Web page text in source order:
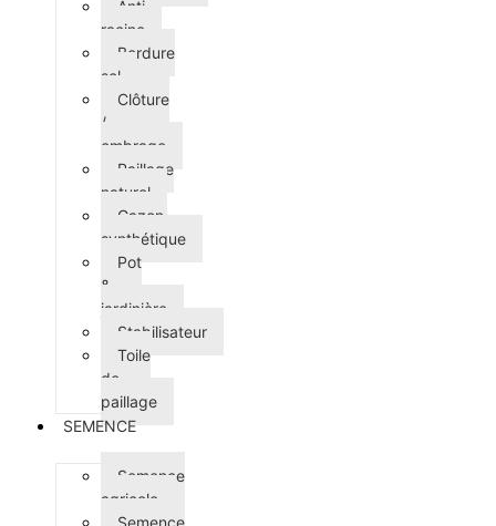
Anti-
racine
Bordure
sol
Clôture
/
ombrage
Paillage
naturel
Gazon
synthétique
Pot
&
jardinière
Stabilisateur
Toile
de
paillage
SEMENCE
Semence
agricole